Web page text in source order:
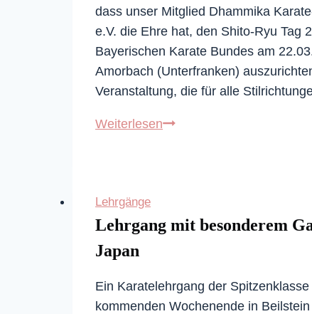
dass unser Mitglied Dhammika
e.V. die Ehre hat, den Shito-Ryu Tag
Bayerischen Karate Bundes am
Amorbach (Unterfranken)
Veranstaltung, die für alle
WeiterlesenAnkündigung:
2025
Lehrgänge
Lehrgang mit besonderem
Japan
Ein Karatelehrgang der
kommenden Wochenende in